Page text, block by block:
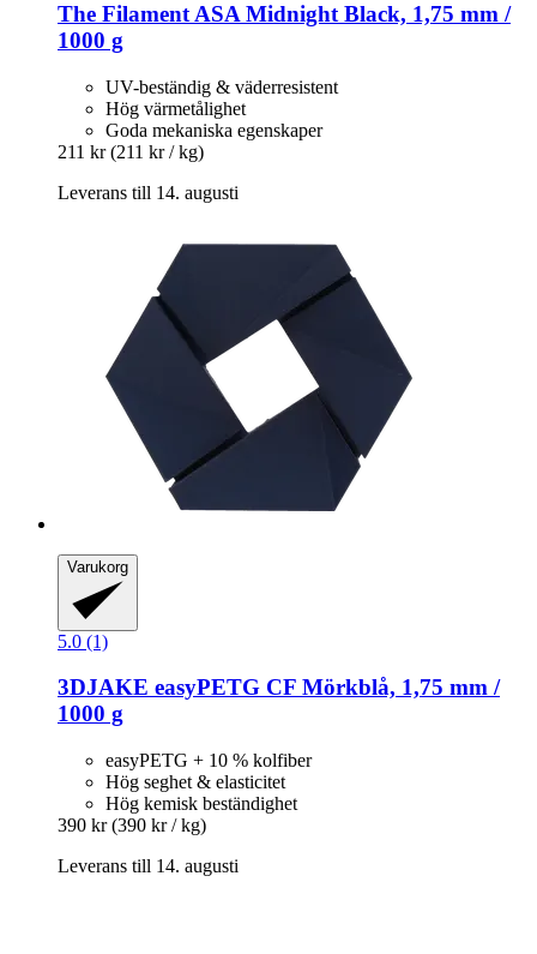
The Filament ASA Midnight Black, 1,75 mm /
1000 g
UV-beständig & väderresistent
Hög värmetålighet
Goda mekaniska egenskaper
211 kr (211 kr / kg)
Leverans till 14. augusti
Varukorg
5.0 (1)
3DJAKE easyPETG CF Mörkblå, 1,75 mm /
1000 g
easyPETG + 10 % kolfiber
Hög seghet & elasticitet
Hög kemisk beständighet
390 kr (390 kr / kg)
Leverans till 14. augusti